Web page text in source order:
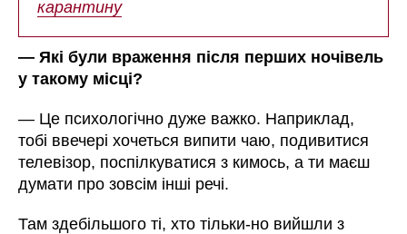
карантину
— Які були враження після перших ночівель
у такому місці?
— Це психологічно дуже важко. Наприклад,
тобі ввечері хочеться випити чаю, подивитися
телевізор, поспілкуватися з кимось, а ти маєш
думати про зовсім інші речі.
Там здебільшого ті, хто тільки-но вийшли з